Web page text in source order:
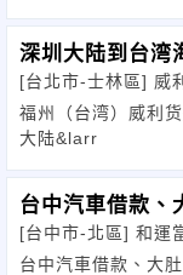
深圳大陆到台湾
生活用
[台北市-士林區] 威利
福州（台湾）威利
大陆&larr
台中汽車借款、
北區機車借款！
[台中市-北區] 和運
台中汽車借款、大